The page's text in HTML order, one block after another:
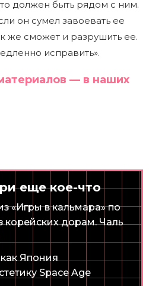
должен быть рядом с ним.
он сумел завоевать ее
же сможет и разрушить ее.
исправить».
— в наших
еще кое-что
«Игры в кальмара» по
корейских дорам. Чаль
Япония
Space Age